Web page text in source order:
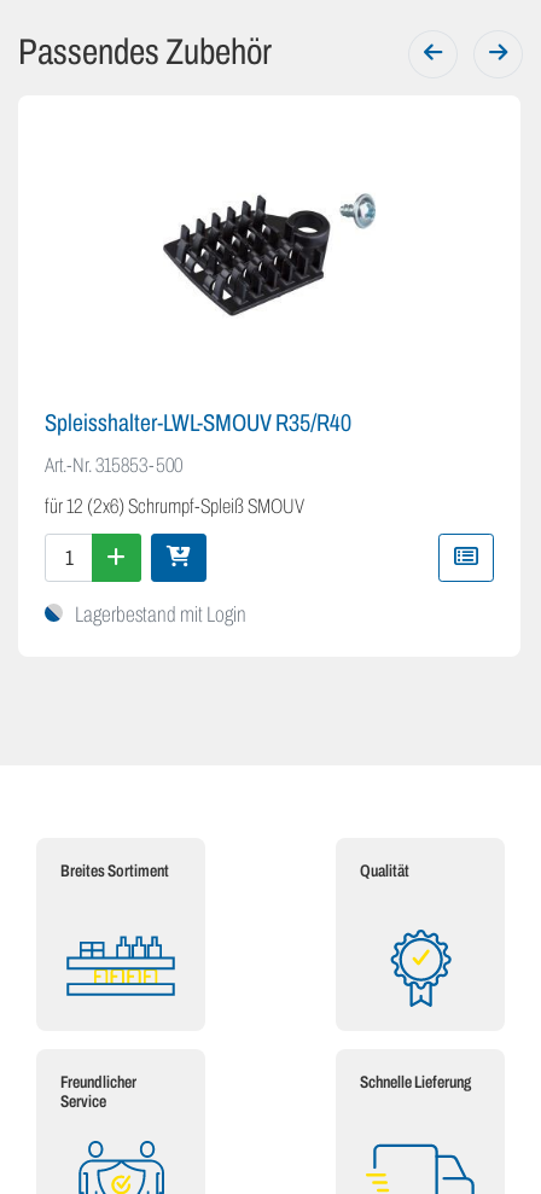
Passendes Zubehör
Spleisshalter-LWL-SMOUV R35/R40
Art.-Nr.315853-500
für 12 (2x6) Schrumpf-Spleiß SMOUV
Lagerbestand mit Login
Breites Sortiment Qualität
Freundlicher
Service
Schnelle Lieferung